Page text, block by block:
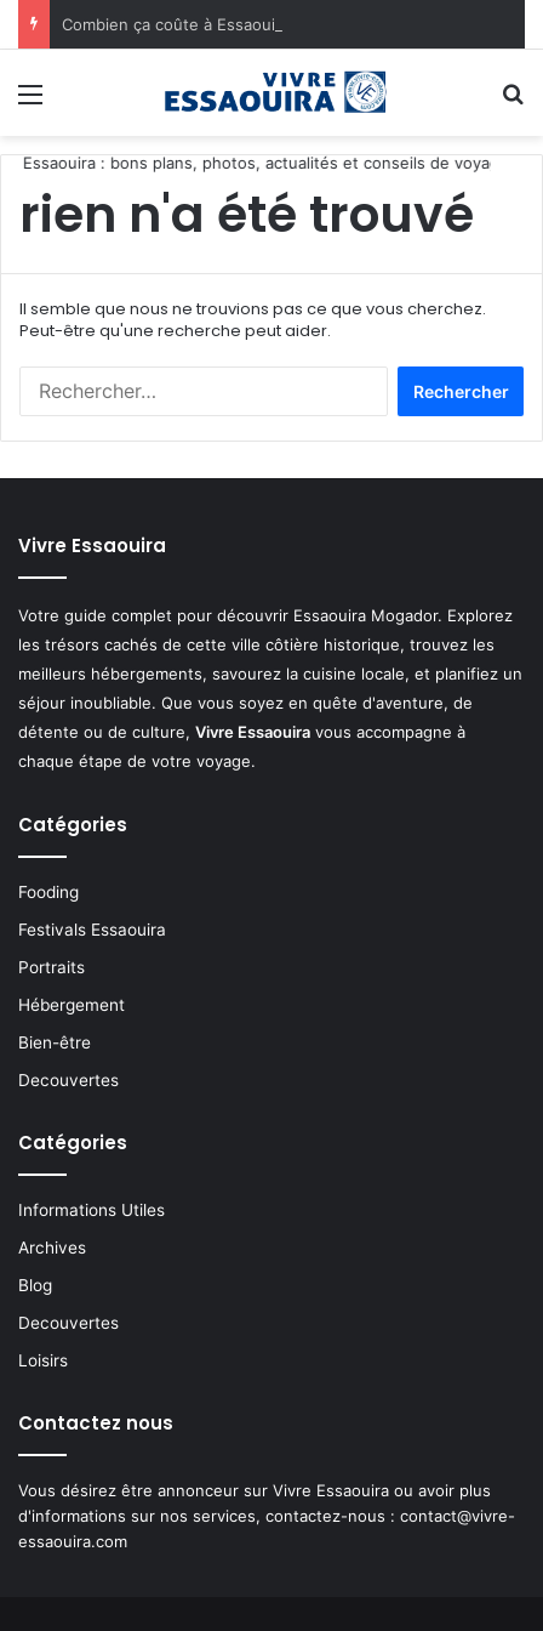
Combien ça coûte à Essaouira ?
: bons plans, photos, actualités et conseils de voyage.
rien n'a été trouvé
Il semble que nous ne trouvions pas ce que vous cherchez.
Peut-être qu'une recherche peut aider.
e
r
Vivre Essaouira
Votre guide complet pour découvrir Essaouira Mogador. Explorez
les trésors cachés de cette ville côtière historique, trouvez les
meilleurs hébergements, savourez la cuisine locale, et planifiez un
séjour inoubliable. Que vous soyez en quête d'aventure, de
détente ou de culture, Vivre Essaouira vous accompagne à
chaque étape de votre voyage.
Catégories
Fooding
Festivals Essaouira
Portraits
Hébergement
Bien-être
Decouvertes
Catégories
Informations Utiles
Archives
Blog
Decouvertes
Loisirs
Contactez nous
Vous désirez être annonceur sur Vivre Essaouira ou avoir plus
d'informations sur nos services, contactez-nous : contact@vivre-
essaouira.com